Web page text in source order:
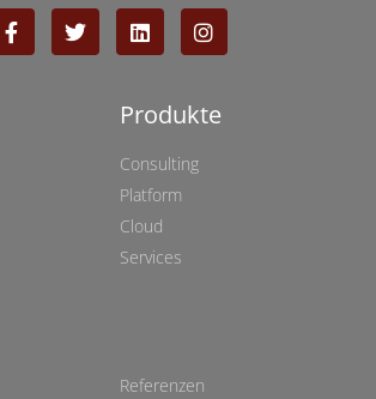
Produkte
Consulting
Platform
Cloud
Services
Referenzen